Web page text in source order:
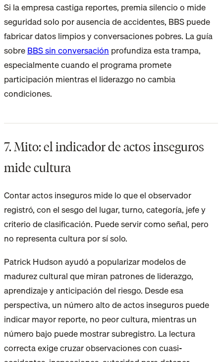
Si la empresa castiga reportes, premia silencio o mide
seguridad solo por ausencia de accidentes, BBS puede
fabricar datos limpios y conversaciones pobres. La guía
sobreBBS sin conversaciónprofundiza esta trampa,
especialmente cuando el programa promete
participación mientras el liderazgo no cambia
condiciones.
7. Mito: el indicador de actos inseguros
mide cultura
Contar actos inseguros mide lo que el observador
registró, con el sesgo del lugar, turno, categoría, jefe y
criterio de clasificación. Puede servir como señal, pero
no representa cultura por sí solo.
Patrick Hudson ayudó a popularizar modelos de
madurez cultural que miran patrones de liderazgo,
aprendizaje y anticipación del riesgo. Desde esa
perspectiva, un número alto de actos inseguros puede
indicar mayor reporte, no peor cultura, mientras un
número bajo puede mostrar subregistro. La lectura
correcta exige cruzar observaciones con cuasi-